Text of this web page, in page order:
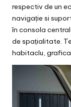
respectiv de un
navigație si
în consola
de spațialitate.
habitaclu,